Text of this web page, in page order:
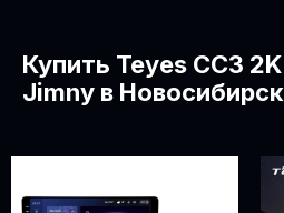
Купить Teyes CC3
Jimny в
+7